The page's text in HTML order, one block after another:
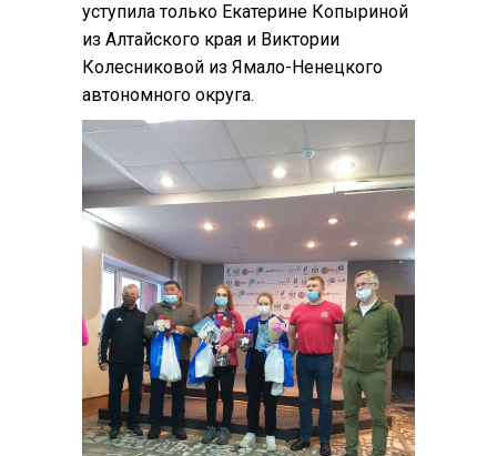
уступила только Екатерине Копыриной
из Алтайского края и Виктории
Колесниковой из Ямало-Ненецкого
автономного округа.